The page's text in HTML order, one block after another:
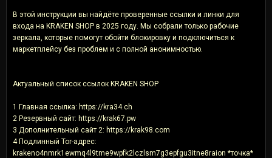
В этой инструкции вы найдёте проверенные ссылки и линки для
входа на KRAKEN SHOP в 2025 году. Мы собрали только рабочие
зеркала, которые помогут обойти блокировку и подключиться к
маркетплейсу без проблем и с полной анонимностью.
Актуальный список ссылок KRAKEN SHOP
1 Главная ссылка: https://kra34.ch
2 Резервный сайт: https://krak67.pw
3 Дополнительный сайт 2: https://krak98.com
4 Подлинный Tor-адрес:
krakeno4nmrk1ewmq4l9tme9wpfk2lczlsm7g3epfgu3itne8raion *точка*